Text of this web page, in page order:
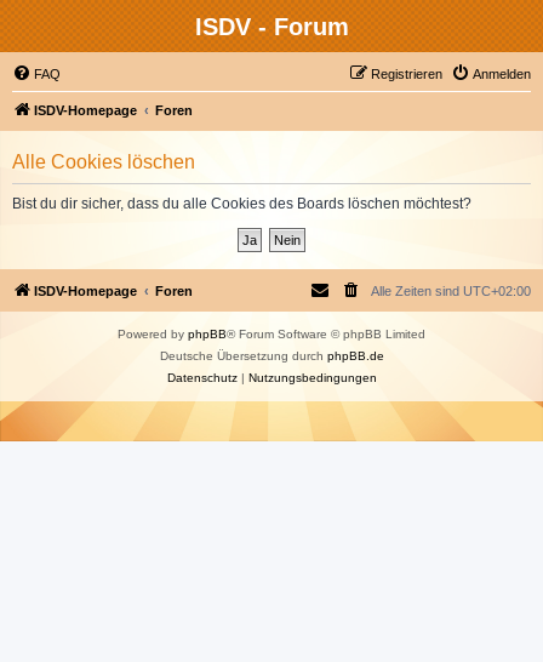
ISDV - Forum
FAQ Anmelden
Registrieren
ISDV-Homepage Foren
Alle Cookies löschen
Bist du dir sicher, dass du alle Cookies des Boards löschen möchtest?
ISDV-Homepage Foren Alle Zeiten sind UTC+02:00
Powered by phpBB® Forum Software © phpBB Limited
Deutsche Übersetzung durch phpBB.de
Datenschutz| Nutzungsbedingungen